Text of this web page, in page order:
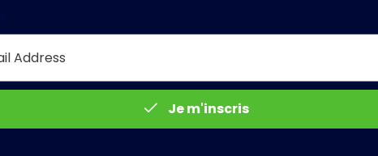
Je m'inscris